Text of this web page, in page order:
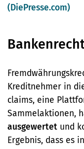
(DiePresse.com)
Kreditnehmer in
claims, eine
Sammelaktionen,
ausgewertet und
Ergebnis, dass es